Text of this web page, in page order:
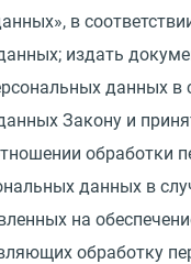
в
издать
данных в
Закону и
обработки
данных в
на
обработку